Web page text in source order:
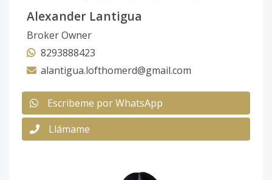
Alexander Lantigua
Broker Owner
8293888423
alantigua.lofthomerd@gmail.com
Escribeme por WhatsApp
Llámame